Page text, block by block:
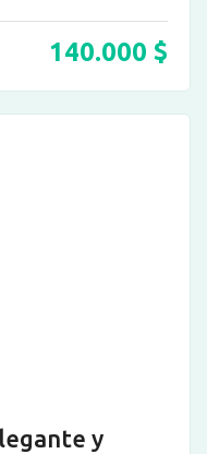
140.000 $
y